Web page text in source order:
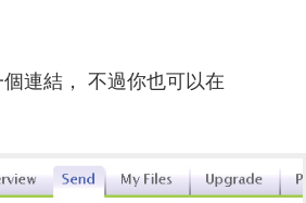
個連結， 不過你也可以在